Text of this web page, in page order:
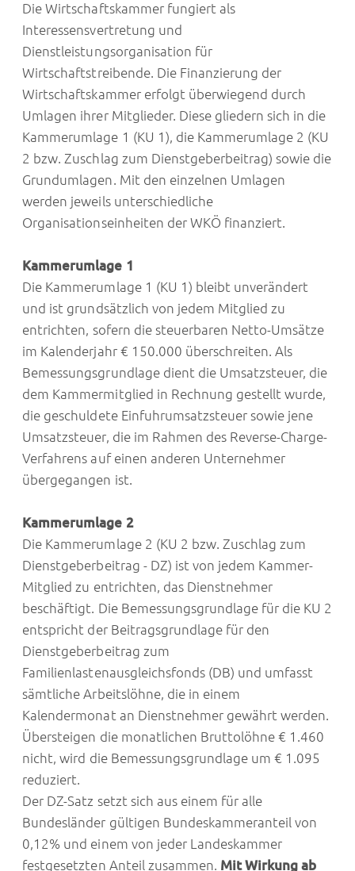
Die Wirtschaftskammer fungiert als
Interessensvertretung und
Dienstleistungsorganisation für
Wirtschaftstreibende. Die Finanzierung der
Wirtschaftskammer erfolgt überwiegend durch
Umlagen ihrer Mitglieder. Diese gliedern sich in die
Kammerumlage 1 (KU 1), die Kammerumlage 2 (KU
2 bzw. Zuschlag zum Dienstgeberbeitrag) sowie die
Grundumlagen. Mit den einzelnen Umlagen
werden jeweils unterschiedliche
Organisationseinheiten der WKÖ finanziert.
Kammerumlage 1
Die Kammerumlage 1 (KU 1) bleibt unverändert
und ist grundsätzlich von jedem Mitglied zu
entrichten, sofern die steuerbaren Netto-Umsätze
im Kalenderjahr € 150.000 überschreiten. Als
Bemessungsgrundlage dient die Umsatzsteuer, die
dem Kammermitglied in Rechnung gestellt wurde,
die geschuldete Einfuhrumsatzsteuer sowie jene
Umsatzsteuer, die im Rahmen des Reverse-Charge-
Verfahrens auf einen anderen Unternehmer
übergegangen ist.
Kammerumlage 2
Die Kammerumlage 2 (KU 2 bzw. Zuschlag zum
Dienstgeberbeitrag - DZ) ist von jedem Kammer-
Mitglied zu entrichten, das Dienstnehmer
beschäftigt. Die Bemessungsgrundlage für die KU 2
entspricht der Beitragsgrundlage für den
Dienstgeberbeitrag zum
Familienlastenausgleichsfonds (DB) und umfasst
sämtliche Arbeitslöhne, die in einem
Kalendermonat an Dienstnehmer gewährt werden.
Übersteigen die monatlichen Bruttolöhne € 1.460
nicht, wird die Bemessungsgrundlage um € 1.095
reduziert.
Der DZ-Satz setzt sich aus einem für alle
Bundesländer gültigen Bundeskammeranteil von
0,12% und einem von jeder Landeskammer
festgesetzten Anteil zusammen. Mit Wirkung ab